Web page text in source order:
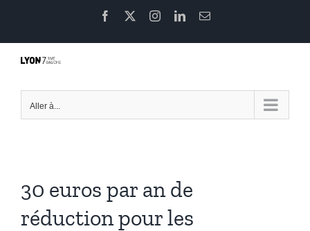
contenu
Facebook InstagramLinkedInEmail
Aller à...
30 euros par an de
réduction pour les